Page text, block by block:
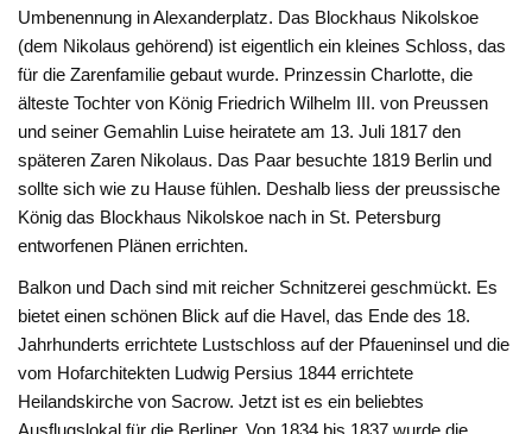
Umbenennung in Alexanderplatz. Das Blockhaus Nikolskoe
(dem Nikolaus gehörend) ist eigentlich ein kleines Schloss, das
für die Zarenfamilie gebaut wurde. Prinzessin Charlotte, die
älteste Tochter von König Friedrich Wilhelm III. von Preussen
und seiner Gemahlin Luise heiratete am 13. Juli 1817 den
späteren Zaren Nikolaus. Das Paar besuchte 1819 Berlin und
sollte sich wie zu Hause fühlen. Deshalb liess der preussische
König das Blockhaus Nikolskoe nach in St. Petersburg
entworfenen Plänen errichten.
Balkon und Dach sind mit reicher Schnitzerei geschmückt. Es
bietet einen schönen Blick auf die Havel, das Ende des 18.
Jahrhunderts errichtete Lustschloss auf der Pfaueninsel und die
vom Hofarchitekten Ludwig Persius 1844 errichtete
Heilandskirche von Sacrow. Jetzt ist es ein beliebtes
Ausflugslokal für die Berliner. Von 1834 bis 1837 wurde die